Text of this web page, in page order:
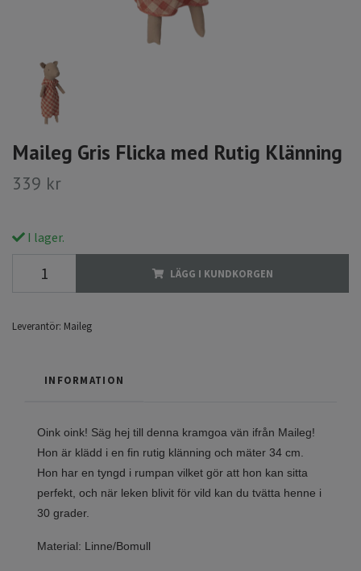
Maileg Gris Flicka med Rutig Klänning
339 kr
I lager.
LÄGG I KUNDKORGEN
Leverantör: Maileg
INFORMATION
Oink oink! Säg hej till denna kramgoa vän ifrån Maileg!
Hon är klädd i en fin rutig klänning och mäter 34 cm.
Hon har en tyngd i rumpan vilket gör att hon kan sitta
perfekt, och när leken blivit för vild kan du tvätta henne i
30 grader.
Material: Linne/Bomull